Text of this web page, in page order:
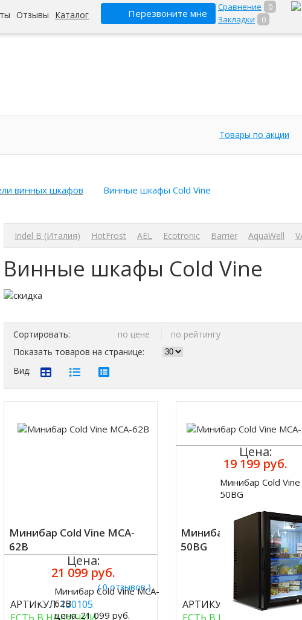
Отзывы Каталог Перезвоните мне
Сравнение
0
Закладки
0
Товары по акции
винных шкафов Винные шкафы Cold Vine
Indel B (Италия) HotFrost AEL Ecotronic Barrier AquaWell
Винные шкафы Cold Vine
Сортировать: по цене
по рейтингу
Показать товаров на странице:
Вид:
Минибар Cold Vine MCA-
62B
( 0 отзывов )
АРТИКУЛ:130105
Цена:
21 099 руб.
Купить
Минибар Cold Vine MCA-
62B
цена:21 099 руб.
Минибар Cold Vine
50BG
( 0
АРТИКУЛ:
130110
Цена:
19 199 руб.
Минибар Cold Vine
50BG